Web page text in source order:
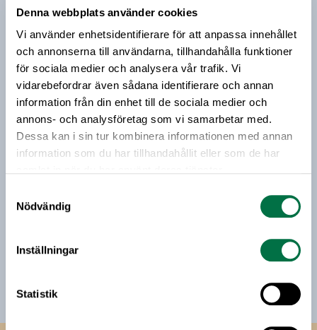
Denna webbplats använder cookies
Vi använder enhetsidentifierare för att anpassa innehållet
och annonserna till användarna, tillhandahålla funktioner
för sociala medier och analysera vår trafik. Vi
vidarebefordrar även sådana identifierare och annan
information från din enhet till de sociala medier och
annons- och analysföretag som vi samarbetar med.
Dessa kan i sin tur kombinera informationen med annan
information som du har tillhandahållit eller som de har
Nödvändig
Inställningar
Statistik
lämnade henne med en dålig eftersmak.
Prenumerera på vårt nyhetsbrev
Vårt nyhetsbrev kommer ut 3-4 gånger i månaden och
riktar sig till alla med ett intresse för
livsmedelsföretagande och den svenska
livsmedelsbranschen. När du anmäler dig till vårt
nyhetsbrev godkänner du Livsmedelsföretagens
hantering av personuppgifter.
till min inkorg. Livsmedelsföretagen ska inte dela eller
sälja min personliga information. Jag kan när som helst